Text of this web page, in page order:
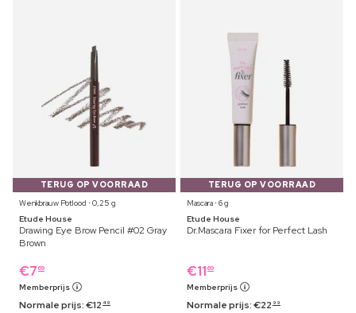
TERUG OP VOORRAAD
Wenkbrauw Potlood ⋅ 0,25 g
Etude House
Drawing Eye Brow Pencil #02 Gray
Brown
€7 69
Memberprijs
Normale prijs:€12 49
TERUG OP VOORRAAD
Mascara ⋅ 6 g
Etude House
Dr.Mascara Fixer for Perfect Lash
€11 69
Memberprijs
Normale prijs:€22 99